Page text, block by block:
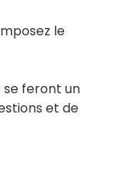
le
se feront un
et de